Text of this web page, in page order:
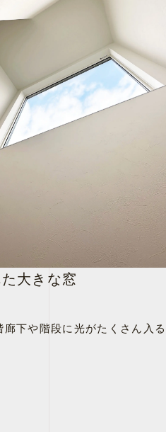
大きな窓
下や階段に光がたくさん入